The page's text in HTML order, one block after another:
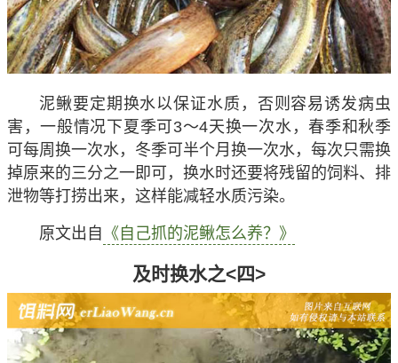
泥鳅要定期换水以保证水质，否则容易诱发病虫
害，一般情况下夏季可3～4天换一次水，春季和秋季
可每周换一次水，冬季可半个月换一次水，每次只需换
掉原来的三分之一即可，换水时还要将残留的饲料、排
泄物等打捞出来，这样能减轻水质污染。
原文出自 《自己抓的泥鳅怎么养？》
及时换水之<四>